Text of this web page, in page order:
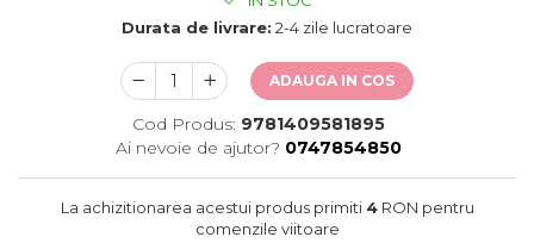
Durata de livrare: 2-4 zile lucratoare
ADAUGA IN COS
Cod Produs: 9781409581895
Ai nevoie de ajutor? 0747854850
La achizitionarea acestui produs primiti 4RON pentru
comenzile viitoare